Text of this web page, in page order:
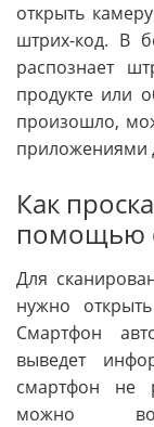
открыть
штрих-код. В
распознает
продукте или
произошло,
приложениями
Как
помощью
Для
нужно
Смартфон
выведет
смартфон не
можно